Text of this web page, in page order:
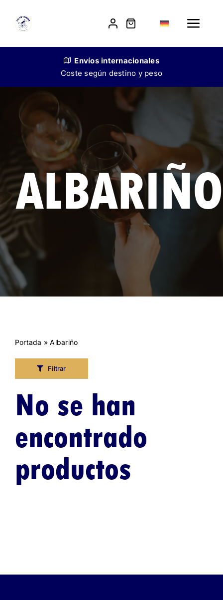
content
Toggle
Unsere Geschichte
Verkauf an Gastronomen
Kontakt
Envíos internacionales
Coste según destino y peso
ALBARIÑO
Portada »Albariño
Filtrar
No se han
encontrado
productos